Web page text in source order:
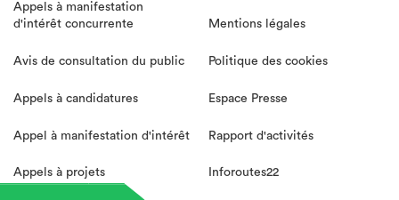
Appels à manifestation
d'intérêt concurrente
Avis de consultation du public
Appels à candidatures
Appel à manifestation d'intérêt
Appels à projets
Mentions légales
Politique des cookies
Espace Presse
Rapport d'activités
Inforoutes22